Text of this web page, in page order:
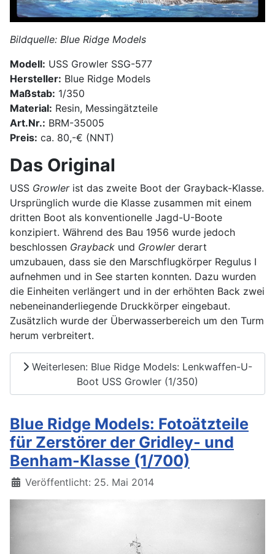
Bildquelle: Blue Ridge Models
Modell: USS Growler SSG-577
Hersteller: Blue Ridge Models
Maßstab: 1/350
Material: Resin, Messingätzteile
Art.Nr.: BRM-35005
Preis: ca. 80,-€ (NNT)
Das Original
USS Growlerist das zweite Boot der Grayback-Klasse.
Ursprünglich wurde die Klasse zusammen mit einem
dritten Boot als konventionelle Jagd-U-Boote
konzipiert. Während des Bau 1956 wurde jedoch
beschlossen Grayback und Growlerderart
umzubauen, dass sie den Marschflugkörper Regulus I
aufnehmen und in See starten konnten. Dazu wurden
die Einheiten verlängert und in der erhöhten Back zwei
nebeneinanderliegende Druckkörper eingebaut.
Zusätzlich wurde der Überwasserbereich um den Turm
herum verbreitert.
Weiterlesen: Blue Ridge Models: Lenkwaffen-U-
Boot USS Growler (1/350)
Blue Ridge Models: Fotoätzteile
für Zerstörer der Gridley- und
Benham-Klasse (1/700)
Details
Veröffentlicht: 25. Mai 2014